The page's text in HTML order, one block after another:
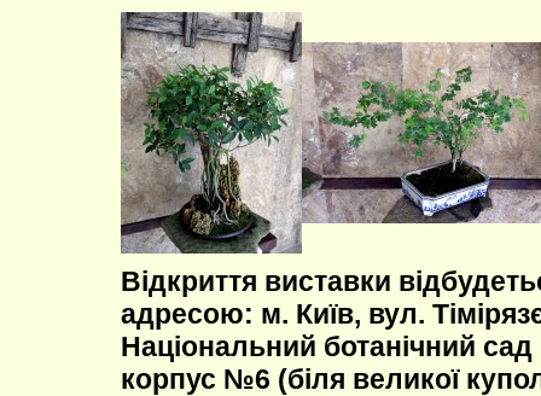
Відкриття виставки
адресою: м. Київ, вул.
Національний ботанічний
корпус №6 (біля великої